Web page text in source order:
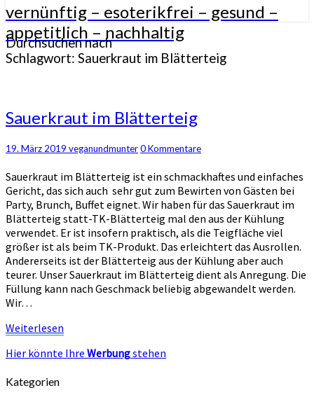
vernünftig – esoterikfrei – gesund –
appetitlich – nachhaltig
Durchsuchen nach
Schlagwort: Sauerkraut im Blätterteig
Sauerkraut
im
Sauerkraut im Blätterteig
19. März 2019 veganundmunterKommentare
0 Kommentare
Sauerkraut im Blätterteig ist ein schmackhaftes und einfaches
Gericht, das sich auch sehr gut zum Bewirten von Gästen bei
Party, Brunch, Buffet eignet. Wir haben für das Sauerkraut im
Blätterteig statt-TK-Blätterteig mal den aus der Kühlung
verwendet. Er ist insofern praktisch, als die Teigfläche viel
größer ist als beim TK-Produkt. Das erleichtert das Ausrollen.
Andererseits ist der Blätterteig aus der Kühlung aber auch
teurer. Unser Sauerkraut im Blätterteig dient als Anregung. Die
Füllung kann nach Geschmack beliebig abgewandelt werden.
Wir…
Weiterlesen
Hier könnte Ihre Werbungstehen
Kategorien